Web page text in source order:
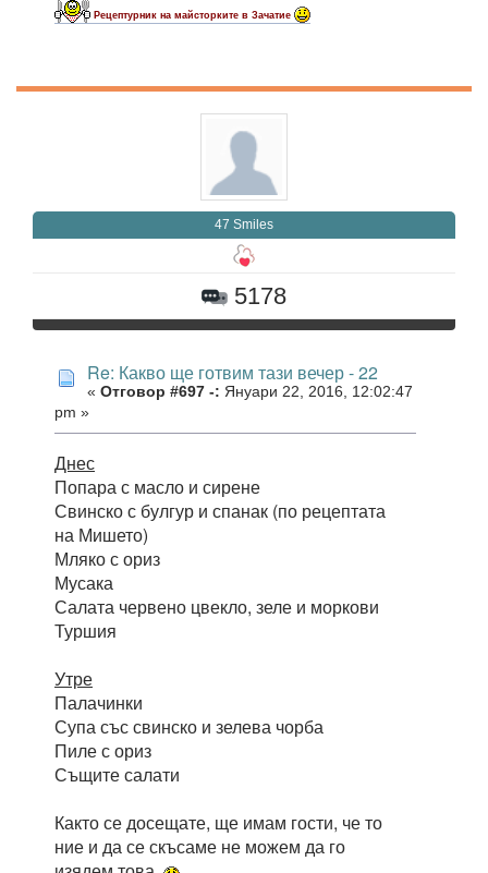
Рецептурник на майсторките в Зачатие
47 Smiles
5178
Re: Какво ще готвим тази вечер - 22
« Отговор #697 -: Януари 22, 2016, 12:02:47
pm »
Днес
Попара с масло и сирене
Свинско с булгур и спанак (по рецептата
на Мишето)
Мляко с ориз
Мусака
Салата червено цвекло, зеле и моркови
Туршия
Утре
Палачинки
Супа със свинско и зелева чорба
Пиле с ориз
Същите салати
Както се досещате, ще имам гости, че то
ние и да се скъсаме не можем да го